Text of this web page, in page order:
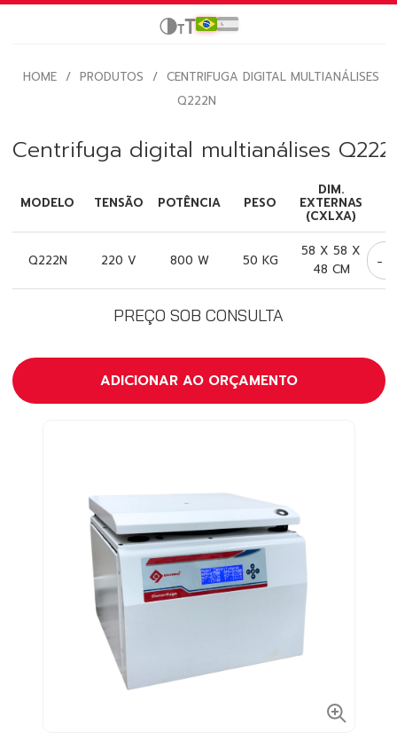
HOME / PRODUTOS / CENTRIFUGA DIGITAL MULTIANÁLISES
Q222N
Centrifuga digital multianálises
MODELO TENSÃO POTÊNCIA PESO
DIM.
EXTERNAS
(CXLXA)
Q222N 220 V 800 W 50 KG
58 X 58 X
48 CM
-
PREÇO SOB CONSULTA
ADICIONAR AO ORÇAMENTO